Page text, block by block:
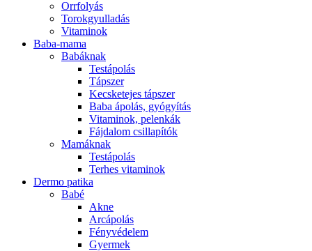
Orrfolyás
Torokgyulladás
Vitaminok
Baba-mama
Babáknak
Testápolás
Tápszer
Kecsketejes tápszer
Baba ápolás, gyógyítás
Vitaminok, pelenkák
Fájdalom csillapítók
Mamáknak
Testápolás
Terhes vitaminok
Dermo patika
Babé
Akne
Arcápolás
Fényvédelem
Gyermek